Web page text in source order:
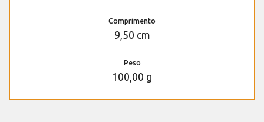
Comprimento
9,50 cm
Peso
100,00 g